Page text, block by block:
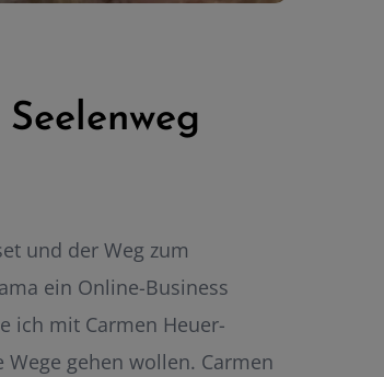
und der Weg zum
ein Online-Business
ich mit Carmen Heuer-
gehen wollen. Carmen